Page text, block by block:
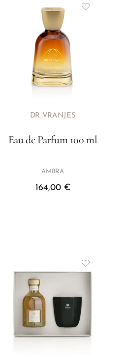
DR VRANJES
Eau de Parfum 100 ml
AMBRA
164,00 €